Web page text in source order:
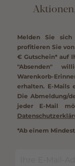
Melden Sie
profitieren Sie
€ Gutschein* auf
"Absenden"
Warenkorb-
erhalten. E-Mails
Die Abmeldung/
jeder E-Mail
*Ab einem